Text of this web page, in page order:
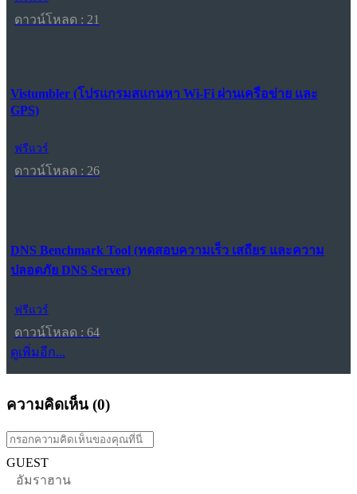
ดาวน์โหลด : 21
Vistumbler (โปรแกรมสแกนหา Wi-Fi ผ่านเครือข่าย และ
GPS)
ฟรีแวร์
ดาวน์โหลด : 26
DNS Benchmark Tool (ทดสอบความเร็ว เสถียร และความ
ปลอดภัย DNS Server)
ฟรีแวร์
ดาวน์โหลด : 64
ดูเพิ่มอีก...
ความคิดเห็น (0)
GUEST
อัมราฮาน